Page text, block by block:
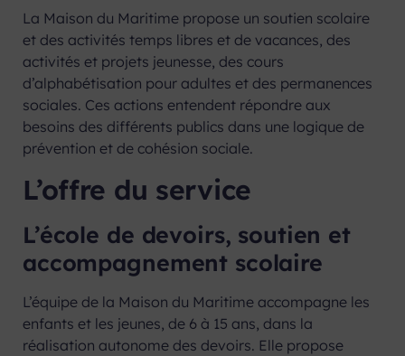
La Maison du Maritime propose un soutien scolaire
et des activités temps libres et de vacances, des
activités et projets jeunesse, des cours
d’alphabétisation pour adultes et des permanences
sociales. Ces actions entendent répondre aux
besoins des différents publics dans une logique de
prévention et de cohésion sociale.
L’offre du service
L’école de devoirs, soutien et
accompagnement scolaire
L’équipe de la Maison du Maritime accompagne les
enfants et les jeunes, de 6 à 15 ans, dans la
réalisation autonome des devoirs. Elle propose